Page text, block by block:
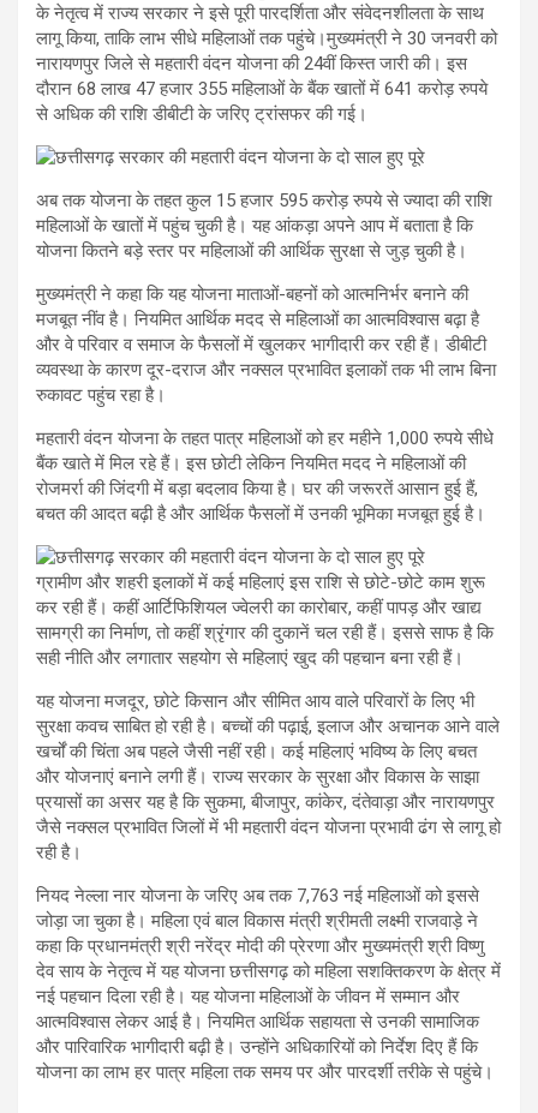
के नेतृत्व में राज्य सरकार ने इसे पूरी पारदर्शिता और संवेदनशीलता के साथ
लागू किया, ताकि लाभ सीधे महिलाओं तक पहुंचे।मुख्यमंत्री ने 30 जनवरी को
नारायणपुर जिले से महतारी वंदन योजना की 24वीं किस्त जारी की। इस
दौरान 68 लाख 47 हजार 355 महिलाओं के बैंक खातों में 641 करोड़ रुपये
से अधिक की राशि डीबीटी के जरिए ट्रांसफर की गई।
अब तक योजना के तहत कुल 15 हजार 595 करोड़ रुपये से ज्यादा की राशि
महिलाओं के खातों में पहुंच चुकी है। यह आंकड़ा अपने आप में बताता है कि
योजना कितने बड़े स्तर पर महिलाओं की आर्थिक सुरक्षा से जुड़ चुकी है।
मुख्यमंत्री ने कहा कि यह योजना माताओं-बहनों को आत्मनिर्भर बनाने की
मजबूत नींव है। नियमित आर्थिक मदद से महिलाओं का आत्मविश्वास बढ़ा है
और वे परिवार व समाज के फैसलों में खुलकर भागीदारी कर रही हैं। डीबीटी
व्यवस्था के कारण दूर-दराज और नक्सल प्रभावित इलाकों तक भी लाभ बिना
रुकावट पहुंच रहा है।
महतारी वंदन योजना के तहत पात्र महिलाओं को हर महीने 1,000 रुपये सीधे
बैंक खाते में मिल रहे हैं। इस छोटी लेकिन नियमित मदद ने महिलाओं की
रोजमर्रा की जिंदगी में बड़ा बदलाव किया है। घर की जरूरतें आसान हुई हैं,
बचत की आदत बढ़ी है और आर्थिक फैसलों में उनकी भूमिका मजबूत हुई है।
ग्रामीण और शहरी इलाकों में कई महिलाएं इस राशि से छोटे-छोटे काम शुरू
कर रही हैं। कहीं आर्टिफिशियल ज्वेलरी का कारोबार, कहीं पापड़ और खाद्य
सामग्री का निर्माण, तो कहीं श्रृंगार की दुकानें चल रही हैं। इससे साफ है कि
सही नीति और लगातार सहयोग से महिलाएं खुद की पहचान बना रही हैं।
यह योजना मजदूर, छोटे किसान और सीमित आय वाले परिवारों के लिए भी
सुरक्षा कवच साबित हो रही है। बच्चों की पढ़ाई, इलाज और अचानक आने वाले
खर्चों की चिंता अब पहले जैसी नहीं रही। कई महिलाएं भविष्य के लिए बचत
और योजनाएं बनाने लगी हैं। राज्य सरकार के सुरक्षा और विकास के साझा
प्रयासों का असर यह है कि सुकमा, बीजापुर, कांकेर, दंतेवाड़ा और नारायणपुर
जैसे नक्सल प्रभावित जिलों में भी महतारी वंदन योजना प्रभावी ढंग से लागू हो
रही है।
नियद नेल्ला नार योजना के जरिए अब तक 7,763 नई महिलाओं को इससे
जोड़ा जा चुका है। महिला एवं बाल विकास मंत्री श्रीमती लक्ष्मी राजवाड़े ने
कहा कि प्रधानमंत्री श्री नरेंद्र मोदी की प्रेरणा और मुख्यमंत्री श्री विष्णु
देव साय के नेतृत्व में यह योजना छत्तीसगढ़ को महिला सशक्तिकरण के क्षेत्र में
नई पहचान दिला रही है। यह योजना महिलाओं के जीवन में सम्मान और
आत्मविश्वास लेकर आई है। नियमित आर्थिक सहायता से उनकी सामाजिक
और पारिवारिक भागीदारी बढ़ी है। उन्होंने अधिकारियों को निर्देश दिए हैं कि
योजना का लाभ हर पात्र महिला तक समय पर और पारदर्शी तरीके से पहुंचे।